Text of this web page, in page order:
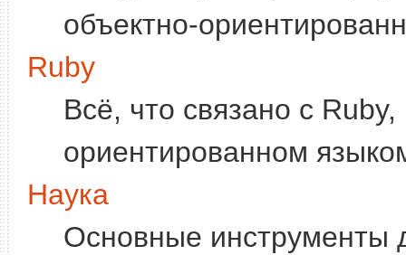
объектно-
Ruby
Всё, что связано с
ориентированном
Наука
Основные инструменты